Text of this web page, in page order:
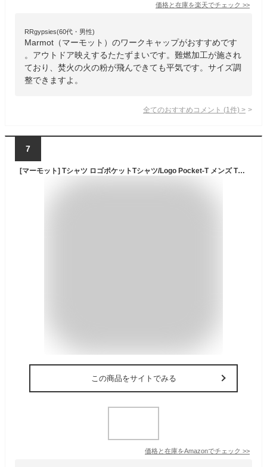
価格と在庫を楽天でチェック >>
RRgypsies(60代・男性)
Marmot（マーモット）のワークキャップがおすすめです
。アウトドア映えするたたずまいです。難燃加工が施され
ており、焚火の火の粉が飛んできても平気です。サイズ調
整できますよ。
全てのおすすめコメント (1 件) >
7
[マーモット] Tシャツ ロゴポケットTシャツ/Logo Pocket-T メンズ TSSMC207 ホワイト
この商品をサイトでみる
価格と在庫をAmazonでチェック >>